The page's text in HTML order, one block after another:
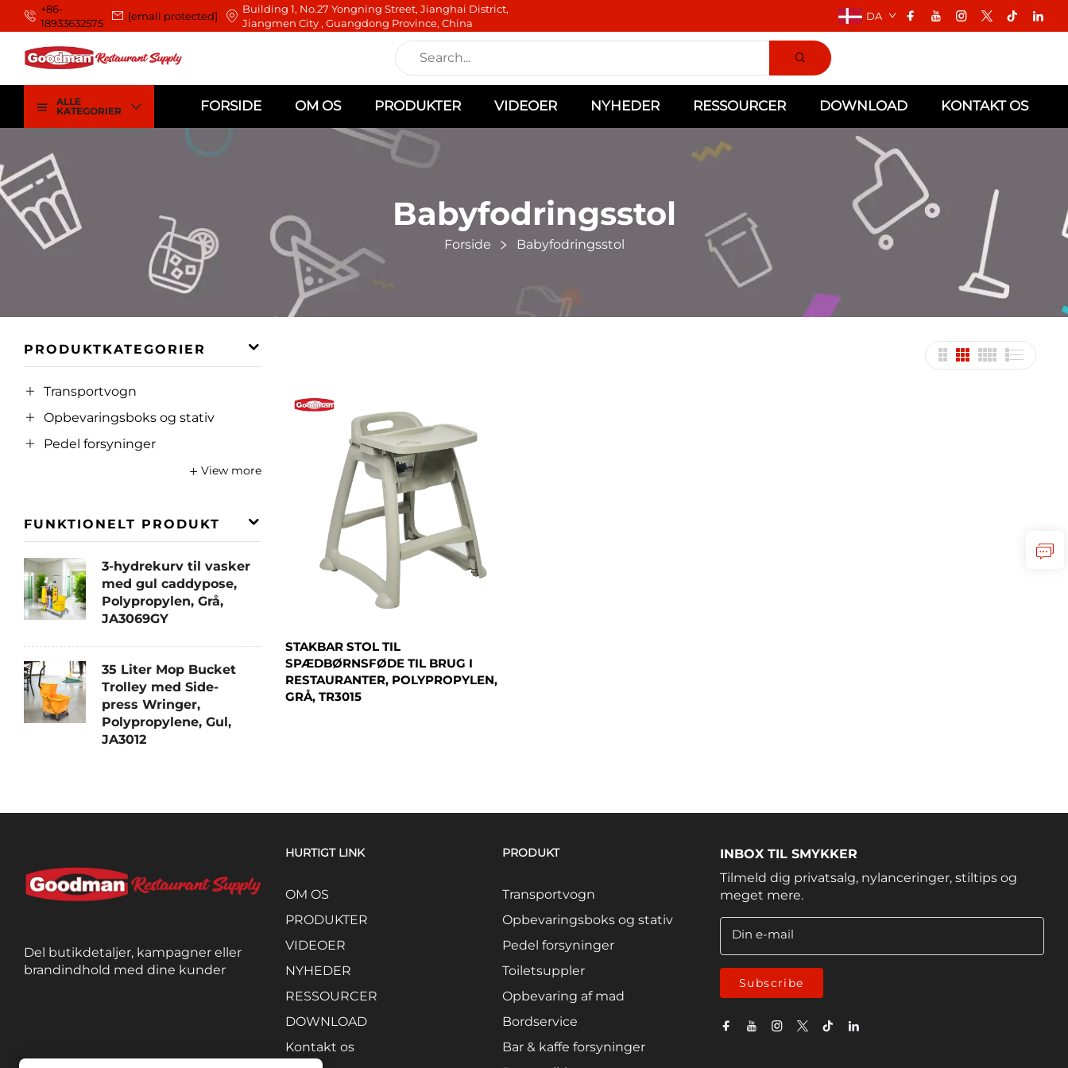
+86-
18933632575
[email protected]
Building 1, No.27 Yongning Street, Jianghai District,
Jiangmen City , Guangdong Province, China
DA
ALLE
KATEGORIER
FORSIDE OM OS PRODUKTER VIDEOER NYHEDER RESSOURCER DOWNLOAD KONTAKT OS
Babyfodringsstol
Forside Babyfodringsstol
PRODUKTKATEGORIER
Transportvogn
Opbevaringsboks og stativ
Pedel forsyninger
View more
FUNKTIONELT PRODUKT
3-hydrekurv til vasker
med gul caddypose,
Polypropylen, Grå,
JA3069GY
35 Liter Mop Bucket
Trolley med Side-
press Wringer,
Polypropylene, Gul,
JA3012
STAKBAR STOL TIL
SPÆDBØRNSFØDE TIL BRUG I
RESTAURANTER, POLYPROPYLEN,
GRÅ, TR3015
Del butikdetaljer, kampagner eller
brandindhold med dine kunder
HURTIGT LINK
OM OS
PRODUKTER
VIDEOER
NYHEDER
RESSOURCER
DOWNLOAD
Kontakt os
PRODUKT
Transportvogn
Opbevaringsboks og stativ
Pedel forsyninger
Toiletsuppler
Opbevaring af mad
Bordservice
Bar & kaffe forsyninger
INBOX TIL SMYKKER
Tilmeld dig privatsalg, nylanceringer, stiltips og
meget mere.
Din e-mail
Subscribe